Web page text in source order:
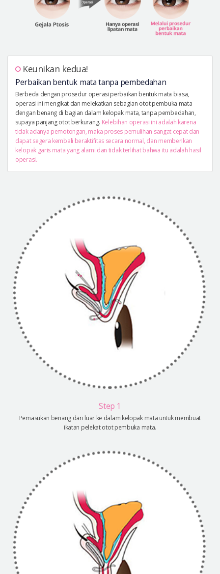
Keunikan kedua!
Perbaikan bentuk mata tanpa pembedahan
Berbeda dengan prosedur operasi perbaikan bentuk mata biasa,
operasi ini mengikat dan melekatkan sebagian otot pembuka mata
dengan benang di bagian dalam kelopak mata, tanpa pembedahan,
supaya panjang otot berkurang. Kelebihan operasi ini adalah karena
tidak adanya pemotongan, maka proses pemulihan sangat cepat dan
dapat segera kembali beraktifitas secara normal, dan memberikan
kelopak garis mata yang alami dan tidak terlihat bahwa itu adalah hasil
operasi.
Step 1
Pemasukan benang dari luar ke dalam kelopak mata untuk membuat
ikatan pelekat otot pembuka mata.